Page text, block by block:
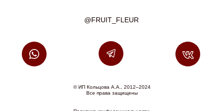
© ИП Кольцова А.А., 2012–2024
Все права защищены
@FRUIT_FLEUR